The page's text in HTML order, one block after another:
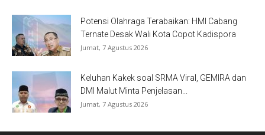
Potensi Olahraga Terabaikan: HMI Cabang
Ternate Desak Wali Kota Copot Kadispora
Jumat, 7 Agustus 2026
Keluhan Kakek soal SRMA Viral, GEMIRA dan
DMI Malut Minta Penjelasan...
Jumat, 7 Agustus 2026